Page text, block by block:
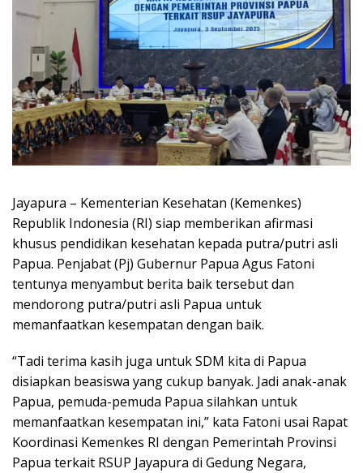
Jayapura – Kementerian Kesehatan (Kemenkes)
Republik Indonesia (RI) siap memberikan afirmasi
khusus pendidikan kesehatan kepada putra/putri asli
Papua. Penjabat (Pj) Gubernur Papua Agus Fatoni
tentunya menyambut berita baik tersebut dan
mendorong putra/putri asli Papua untuk
memanfaatkan kesempatan dengan baik.
“Tadi terima kasih juga untuk SDM kita di Papua
disiapkan beasiswa yang cukup banyak. Jadi anak-anak
Papua, pemuda-pemuda Papua silahkan untuk
memanfaatkan kesempatan ini,” kata Fatoni usai Rapat
Koordinasi Kemenkes RI dengan Pemerintah Provinsi
Papua terkait RSUP Jayapura di Gedung Negara,